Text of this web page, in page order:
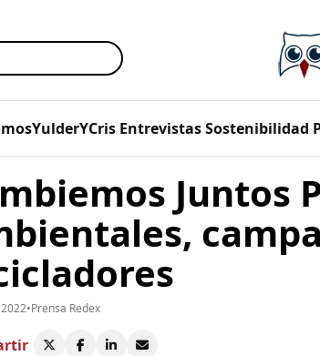
Entrevistas Sostenibilidad
Juntos
•Prensa Redex